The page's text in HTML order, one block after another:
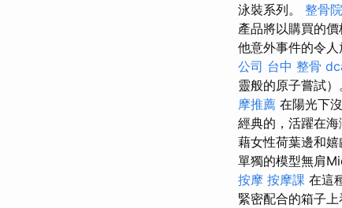
泳裝系列。 整骨
產品將以購買的
他意外事件的令
公司 台中 整骨
靈般的原子嘗試）
摩推薦 在陽光下
經典的，活躍在
藉女性荷葉邊和
單獨的模型無肩
按摩 按摩課 在這
緊密配合的箱子上